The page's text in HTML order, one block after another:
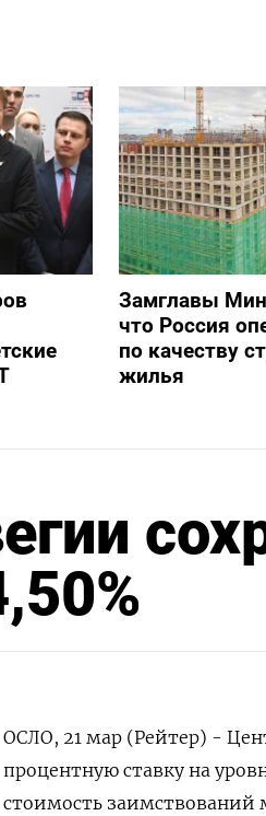
Замглавы
что Россия
по качеству
жилья
ОСЛО, 21 мар (Рейтер) -
процентную ставку на
стоимость заимствований